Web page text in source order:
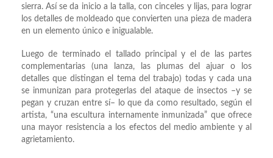
sierra. Así se da inicio a la talla, con cinceles y lijas, para lograr
los detalles de moldeado que convierten una pieza de madera
en un elemento único e inigualable.
Luego de terminado el tallado principal y el de las partes
complementarias (una lanza, las plumas del ajuar o los
detalles que distingan el tema del trabajo) todas y cada una
se inmunizan para protegerlas del ataque de insectos –y se
pegan y cruzan entre sí– lo que da como resultado, según el
artista, “una escultura internamente inmunizada” que ofrece
una mayor resistencia a los efectos del medio ambiente y al
agrietamiento.